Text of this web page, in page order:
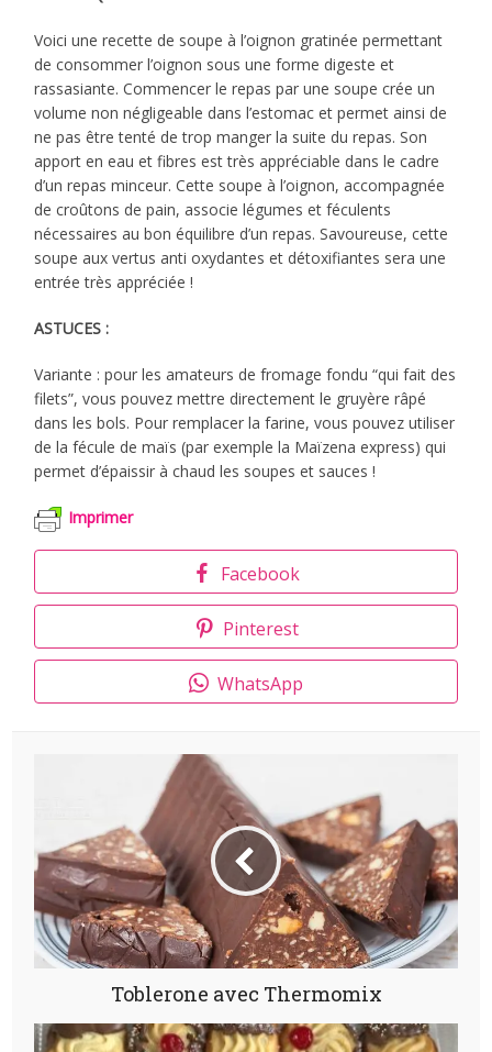
Voici une recette de soupe à l’oignon gratinée permettant
de consommer l’oignon sous une forme digeste et
rassasiante. Commencer le repas par une soupe crée un
volume non négligeable dans l’estomac et permet ainsi de
ne pas être tenté de trop manger la suite du repas. Son
apport en eau et fibres est très appréciable dans le cadre
d’un repas minceur. Cette soupe à l’oignon, accompagnée
de croûtons de pain, associe légumes et féculents
nécessaires au bon équilibre d’un repas. Savoureuse, cette
soupe aux vertus anti oxydantes et détoxifiantes sera une
entrée très appréciée !
ASTUCES :
Variante : pour les amateurs de fromage fondu “qui fait des
filets”, vous pouvez mettre directement le gruyère râpé
dans les bols. Pour remplacer la farine, vous pouvez utiliser
de la fécule de maïs (par exemple la Maïzena express) qui
permet d’épaissir à chaud les soupes et sauces !
Imprimer
Facebook
Pinterest
WhatsApp
Toblerone avec Thermomix